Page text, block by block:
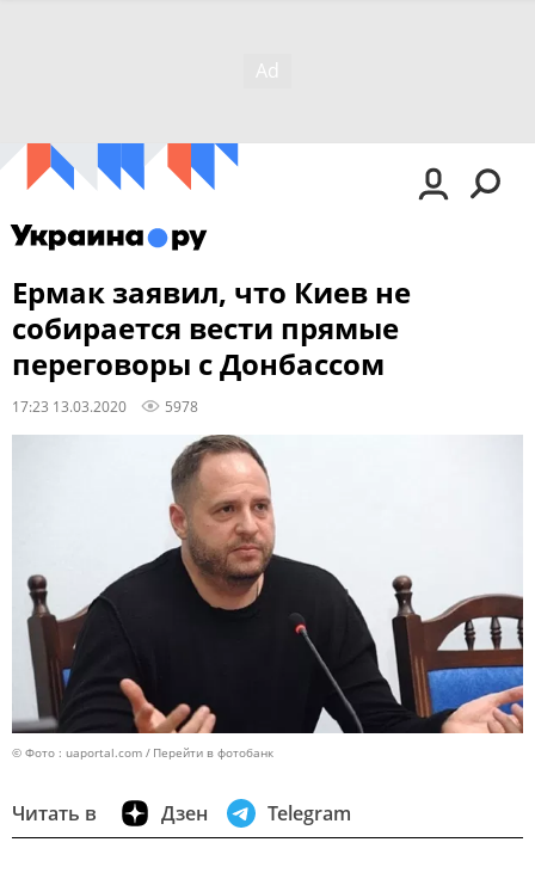
Ермак заявил, что Киев не
собирается вести прямые
переговоры с Донбассом
17:23 13.03.2020 5978
© Фото : uaportal.com Перейти в фотобанк
Читать в Дзен Telegram